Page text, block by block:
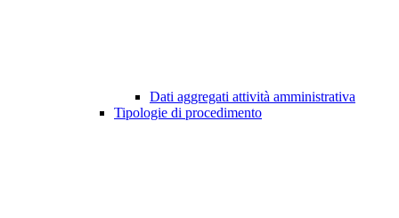
Dati aggregati attività amministrativa
Tipologie di procedimento